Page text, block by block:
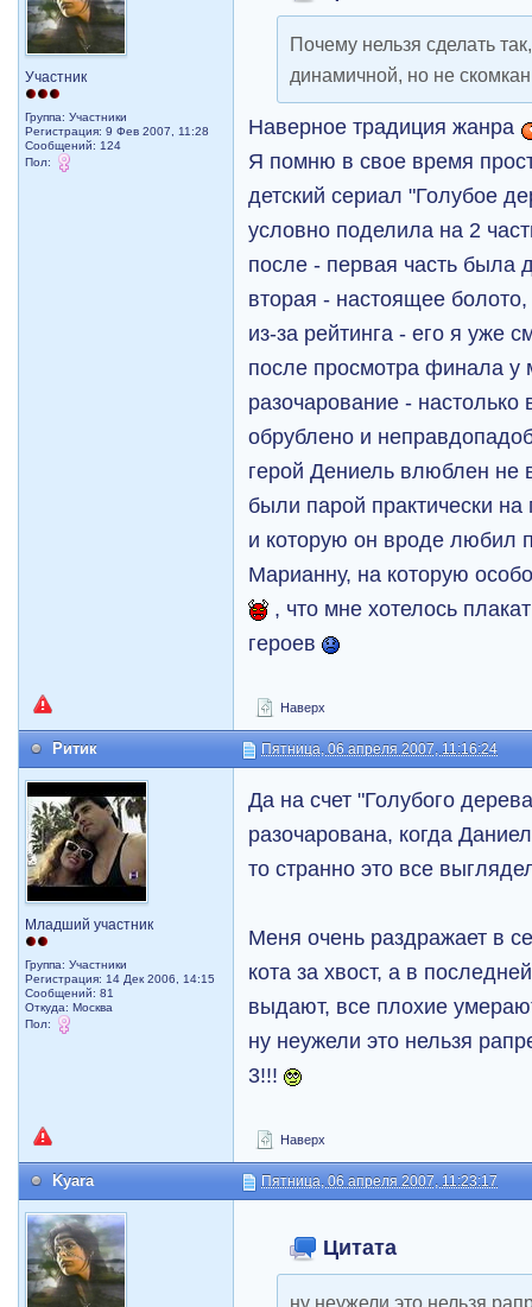
Участник
Группа: Участники
Регистрация: 9 Фев 2007, 11:28
Сообщений: 124
Пол:
Почему нельзя сделать
динамичной, но не
Наверное традиция жанра
Я помню в свое время
детский сериал "Голубое
условно поделила на 2
после - первая часть была
вторая - настоящее
из-за рейтинга - его я уже
после просмотра финала у
разочарование -
обрублено и
герой Дениель влюблен не
были парой практически
и которую он вроде любил
Марианну, на которую
, что мне хотелось
героев
Наверх
Ритик Пятница, 06 апреля 2007, 11:16:24
Младший участник
Группа: Участники
Регистрация: 14 Дек 2006, 14:15
Сообщений: 81
Откуда: Москва
Пол:
Да на счет "Голубого
разочарована, когда
то странно это все
Меня очень раздражает в
кота за хвост, а в
выдают, все плохие
ну неужели это нельзя
3!!!
Наверх
Kyara Пятница, 06 апреля 2007, 11:23:17
Цитата
ну неужели это нельзя